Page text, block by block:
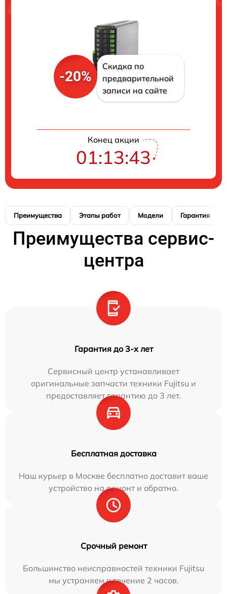
-20%
Скидка по
предварительной
записи на сайте
Конец акции
01:13:42
Преимущества Этапы работ Модели Гарантия
Преимущества сервис-
центра
Гарантия до 3-х лет
Сервисный центр устанавливает
оригинальные запчасти техники Fujitsu и
предоставляет гарантию до 3 лет.
Бесплатная доставка
Наш курьер в Москве бесплатно доставит ваше
устройство на ремонт и обратно.
Срочный ремонт
Большинство неисправностей техники Fujitsu
мы устраняем в течение 2 часов.